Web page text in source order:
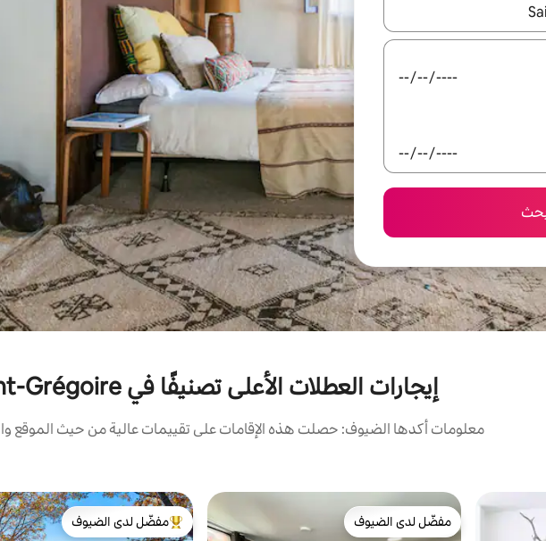
السهمين لأعلى ولأسفل أو استكشف عن طريق اللمس أو السحب.
إيجارات العطلات الأعلى تصنيفًا في Saint-Grégoire
معلومات أكدها الضيوف: حصلت هذه الإقامات على تقييمات عالية من حيث الموقع
مفضّل لدى الضيوف
مفضّل لدى الضيوف
من أبرز البيوت المفضّلة لدى الضيوف
مفضّل لدى الضيوف